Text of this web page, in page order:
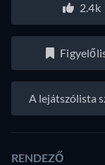
2.4k
A lejátszólista
RENDEZŐ